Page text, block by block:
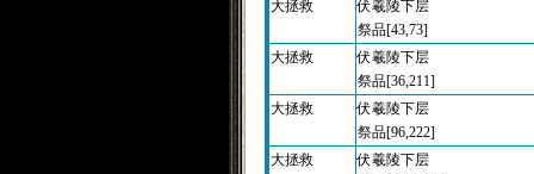
大拯救
伏羲陵下层
祭品[43,73]
大拯救
伏羲陵下层
祭品[36,211]
大拯救
伏羲陵下层
祭品[96,222]
大拯救
伏羲陵下层